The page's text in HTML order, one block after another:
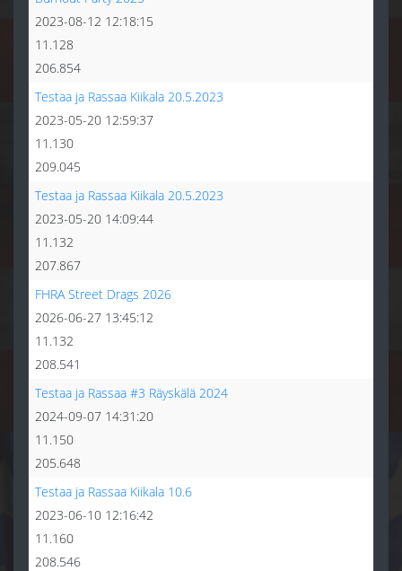
2023-08-12 12:18:15
11.128
206.854
Testaa ja Rassaa Kiikala 20.5.2023
2023-05-20 12:59:37
11.130
209.045
Testaa ja Rassaa Kiikala 20.5.2023
2023-05-20 14:09:44
11.132
207.867
FHRA Street Drags 2026
2026-06-27 13:45:12
11.132
208.541
Testaa ja Rassaa #3 Räyskälä 2024
2024-09-07 14:31:20
11.150
205.648
Testaa ja Rassaa Kiikala 10.6
2023-06-10 12:16:42
11.160
208.546